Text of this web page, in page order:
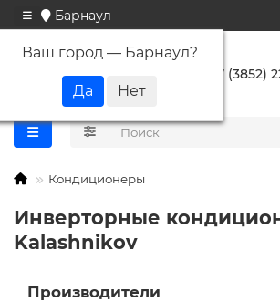
Барнаул
Ваш город — Барнаул?
+7 (3852)
Кондиционеры
Инверторные
Kalashnikov
Производители